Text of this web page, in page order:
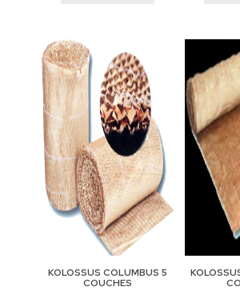
KOLOSSUS COLUMBUS 5
COUCHES